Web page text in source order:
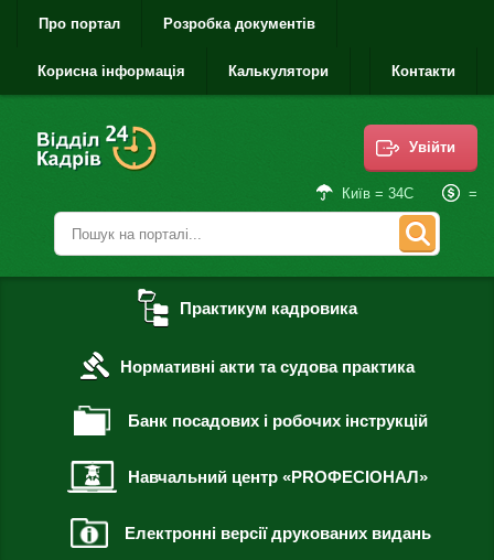
Про портал Розробка документів
Корисна інформація Калькулятори Контакти
Увійти
Київ = 34С =
Практикум кадровика
Нормативні акти та судова практика
Банк посадових і робочих інструкцій
Навчальний центр «PROФЕСІОНАЛ»
Електронні версії друкованих видань